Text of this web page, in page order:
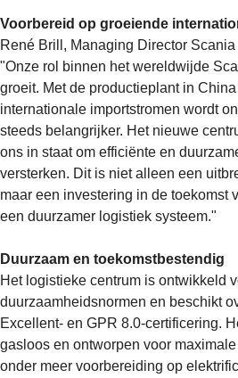
Voorbereid op groeiende
René Brill, Managing Director
"Onze rol binnen het wereldwijde
groeit. Met de productieplant in
internationale importstromen wordt
steeds belangrijker. Het nieuwe
ons in staat om efficiënte en
versterken. Dit is niet alleen een
maar een investering in de toekomst
een duurzamer logistiek systeem."
Duurzaam en toekomstbestendig
Het logistieke centrum is ontwikkeld
duurzaamheidsnormen en beschikt
Excellent- en GPR 8.0-certificering.
gasloos en ontworpen voor
onder meer voorbereiding op